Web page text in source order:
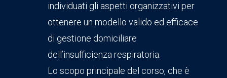
individuati gli aspetti organizzativi per
ottenere un modello valido ed efficace
di gestione domiciliare
dell’insufficienza respiratoria.
Lo scopo principale del corso, che è